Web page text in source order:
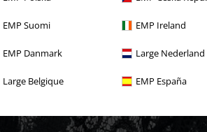
EMP Suomi EMP Ireland
EMP Danmark Large Nederland
Large Belgique EMP España